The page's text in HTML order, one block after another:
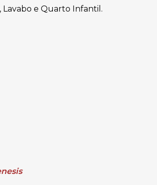
Lavabo e Quarto Infantil.